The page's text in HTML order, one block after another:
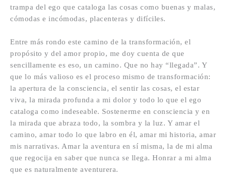
trampa del ego que cataloga las cosas como buenas y malas,
cómodas e incómodas, placenteras y difíciles.
Entre más rondo este camino de la transformación, el
propósito y del amor propio, me doy cuenta de que
sencillamente es eso, un camino. Que no hay “llegada”. Y
que lo más valioso es el proceso mismo de transformación:
la apertura de la consciencia, el sentir las cosas, el estar
viva, la mirada profunda a mi dolor y todo lo que el ego
cataloga como indeseable. Sostenerme en consciencia y en
la mirada que abraza todo, la sombra y la luz. Y amar el
camino, amar todo lo que labro en él, amar mi historia, amar
mis narrativas. Amar la aventura en sí misma, la de mi alma
que regocija en saber que nunca se llega. Honrar a mi alma
que es naturalmente aventurera.